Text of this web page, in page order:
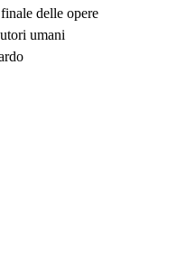
delle opere
umani